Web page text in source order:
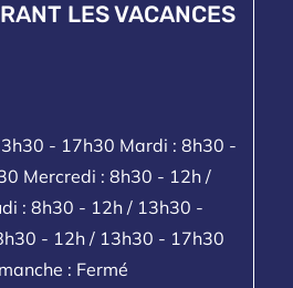
LES VACANCES
- 17h30 Mardi : 8h30 -
Mercredi : 8h30 - 12h /
: 8h30 - 12h / 13h30 -
- 12h / 13h30 - 17h30
: Fermé